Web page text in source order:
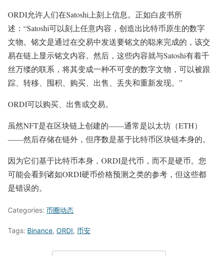
ORDI允许人们在Satoshi上刻上信息。正如白皮书所
述：“Satoshi可以刻上任意内容，创造出比特币原生的数字
文物。铭文是通过在交易中发送要铭文的聪来完成的，该交
易在链上显示铭文内容。然后，这些内容就与Satoshi有着千
丝万缕的联系，将其变成一种不可变的数字文物，可以被跟
踪、转移、囤积、购买、出售、丢失和重新发现。”
ORDI可以购买、出售或交易。
虽然NFT是在区块链上创建的——通常是以太坊（ETH）
——然后存储在链外，但序数是基于比特币区块链本身的。
因为它们基于比特币本身，ORDI是代币，而不是硬币。您
可能会看到诸如ORDI硬币价格预测之类的参考，但这些都
是错误的。
Categories: 币圈动态
Tags: Binance, ORDI, 币安